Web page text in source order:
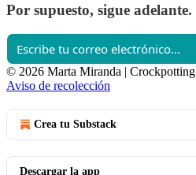
Por supuesto, sigue adelante.
© 2026 Marta Miranda | Crockpotting
Aviso de recolección
Crea tu Substack
Descargar la app